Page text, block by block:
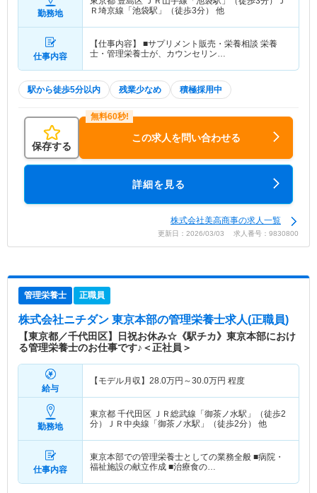
勤務地
Ｒ埼京線「池袋駅」（徒歩3分） 他
仕事内容
【仕事内容】 ■サプリメント販売・栄養相談 栄養
士・管理栄養士が、カウンセリン…
駅から徒歩5分以内 残業少なめ 積極採用中
保存する
この求人を問い合わせる
詳細を見る
株式会社美高商事の求人一覧
更新日：2026/03/03 求人番号：9830800
管理栄養士 正職員
株式会社ニチダン 東京本部の管理栄養士求人(正職員)
【東京都／千代田区】日祝お休み☆《駅チカ》東京本部におけ
る管理栄養士のお仕事です♪＜正社員＞
給与
【モデル月収】 28.0万円～30.0万円 程度
勤務地
東京都 千代田区 ＪＲ総武線「御茶ノ水駅」（徒歩2
分）ＪＲ中央線「御茶ノ水駅」（徒歩2分） 他
仕事内容
東京本部での管理栄養士としての業務全般 ■病院・
福祉施設の献立作成 ■治療食の…